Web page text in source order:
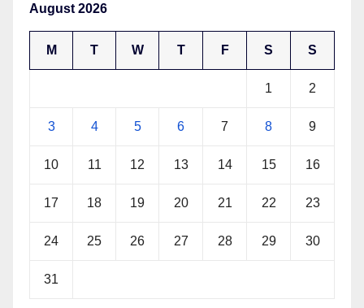
August 2026
M T W T F S S
1 2
3 4 5 6 7 8 9
10 11 12 13 14 15 16
17 18 19 20 21 22 23
24 25 26 27 28 29 30
31